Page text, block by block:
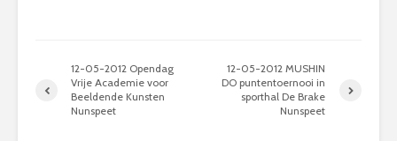
12-05-2012 Opendag
Vrije Academie voor
Beeldende Kunsten
Nunspeet
12-05-2012 MUSHIN
DO puntentoernooi in
sporthal De Brake
Nunspeet